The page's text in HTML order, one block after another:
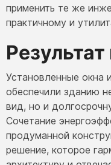
применить те же
практичному и
Установленные окна
обеспечили зданию
вид, но и
Сочетание
продуманной
решение, которое